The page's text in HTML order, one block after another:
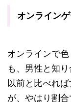
オンライン
オンラインで
も、男性と知り
以前と比べれ
が、やはり割